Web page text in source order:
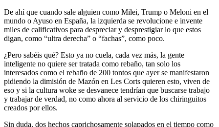
De ahí que cuando sale alguien como Milei, Trump o Meloni en el
mundo o Ayuso en España, la izquierda se revolucione e invente
miles de calificativos para despreciar y desprestigiar lo que estos
digan, como “ultra derecha” o “fachas”, como poco.
¿Pero sabéis qué? Esto ya no cuela, cada vez más, la gente
inteligente no quiere ser tratada como rebaño, tan solo los
interesados como el rebaño de 200 tontos que ayer se manifestaron
pidiendo la dimisión de Mazón en Les Corts quieren esto, viven de
eso y si la cultura woke se desvanece tendrían que buscarse trabajo
y trabajar de verdad, no como ahora al servicio de los chiringuitos
creados por ellos.
Sin duda, dos hechos caprichosamente solapados en el tiempo como